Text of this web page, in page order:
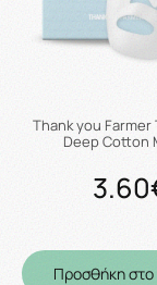
Thank you Farmer
Deep Cotton
Προσθήκη στο